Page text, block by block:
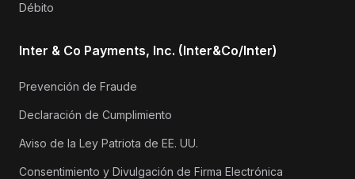
Débito
Inter & Co Payments, Inc. (Inter&Co/Inter)
Prevención de Fraude
Declaración de Cumplimiento
Aviso de la Ley Patriota de EE. UU.
Consentimiento y Divulgación de Firma Electrónica